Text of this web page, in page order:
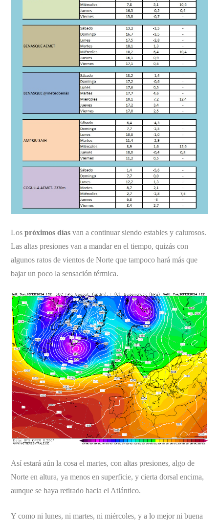
Lospróximos días van a continuar siendo estables y calurosos.
Las altas presiones van a mandar en el tiempo, quizás con
algunos ratos de vientos de Norte que tampoco hará más que
bajar un poco la sensación térmica.
Así estará aún la cosa el martes, con altas presiones, algo de
Norte en altura, ya menos en superficie, y cierta dorsal encima,
aunque se haya retirado hacia el Atlántico.
Y como ni lunes, ni martes, ni miércoles, y a lo mejor ni buena